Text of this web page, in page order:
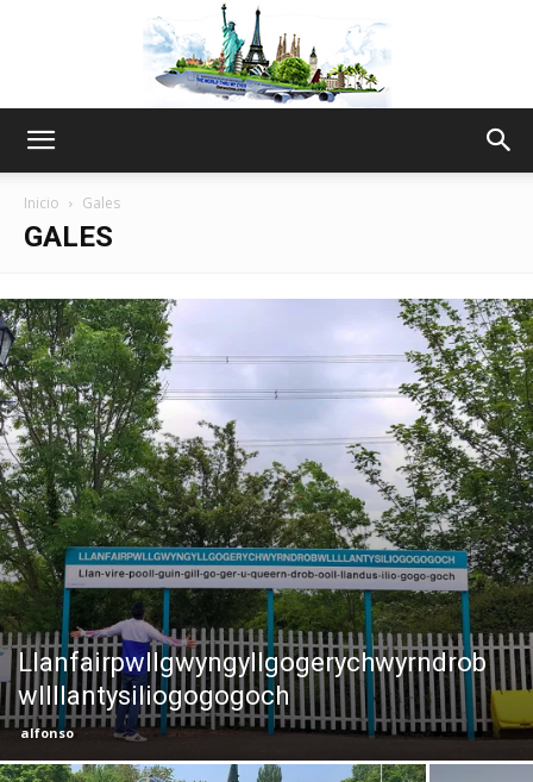
My
Eyes
Inicio Gales
GALES
Llanfairpwllgwyngyllgogerychwyrndrob
wllllantysiliogogogoch
alfonso